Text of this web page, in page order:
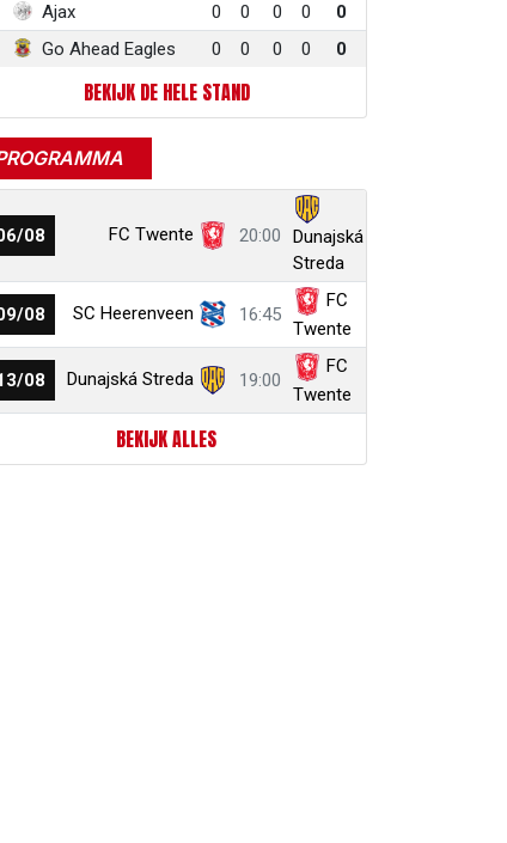
Ajax 0 0 0 0
0
Go Ahead Eagles 0 0 0 0 0
BEKIJK DE HELE STAND
08 FC Twente 20:00
Dunajská
Streda
08 SC Heerenveen 16:45
FC
Twente
08 Dunajská Streda 19:00
FC
Twente
BEKIJK ALLES